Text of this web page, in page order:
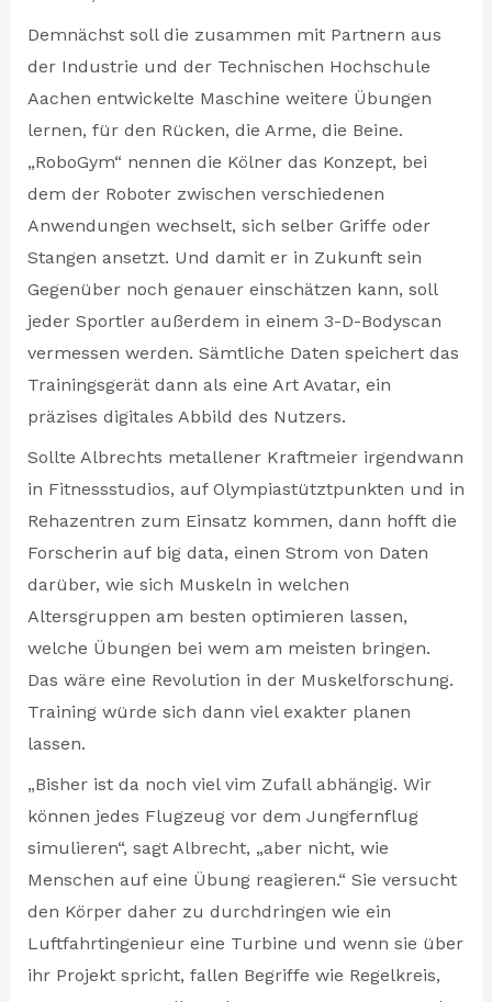
Demnächst soll die zusammen mit Partnern aus
der Industrie und der Technischen Hochschule
Aachen entwickelte Maschine weitere Übungen
lernen, für den Rücken, die Arme, die Beine.
„RoboGym“ nennen die Kölner das Konzept, bei
dem der Roboter zwischen verschiedenen
Anwendungen wechselt, sich selber Griffe oder
Stangen ansetzt. Und damit er in Zukunft sein
Gegenüber noch genauer einschätzen kann, soll
jeder Sportler außerdem in einem 3-D-Bodyscan
vermessen werden. Sämtliche Daten speichert das
Trainingsgerät dann als eine Art Avatar, ein
präzises digitales Abbild des Nutzers.
Sollte Albrechts metallener Kraftmeier irgendwann
in Fitnessstudios, auf Olympiastütztpunkten und in
Rehazentren zum Einsatz kommen, dann hofft die
Forscherin auf big data, einen Strom von Daten
darüber, wie sich Muskeln in welchen
Altersgruppen am besten optimieren lassen,
welche Übungen bei wem am meisten bringen.
Das wäre eine Revolution in der Muskelforschung.
Training würde sich dann viel exakter planen
lassen.
„Bisher ist da noch viel vim Zufall abhängig. Wir
können jedes Flugzeug vor dem Jungfernflug
simulieren“, sagt Albrecht, „aber nicht, wie
Menschen auf eine Übung reagieren.“ Sie versucht
den Körper daher zu durchdringen wie ein
Luftfahrtingenieur eine Turbine und wenn sie über
ihr Projekt spricht, fallen Begriffe wie Regelkreis,